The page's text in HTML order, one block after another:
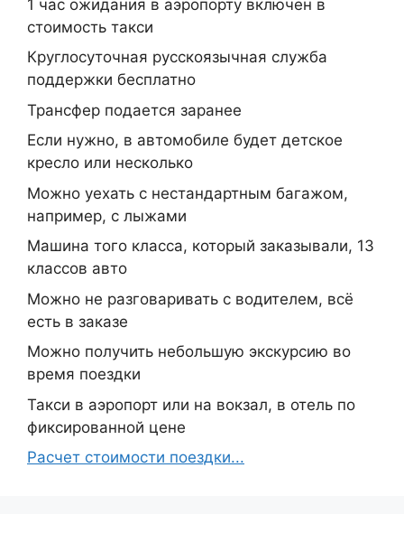
1 час ожидания в аэропорту включен в
стоимость такси
Круглосуточная русскоязычная служба
поддержки бесплатно
Трансфер подается заранее
Если нужно, в автомобиле будет детское
кресло или несколько
Можно уехать с нестандартным багажом,
например, с лыжами
Машина того класса, который заказывали, 13
классов авто
Можно не разговаривать с водителем, всё
есть в заказе
Можно получить небольшую экскурсию во
время поездки
Такси в аэропорт или на вокзал, в отель по
фиксированной цене
Расчет стоимости поездки...